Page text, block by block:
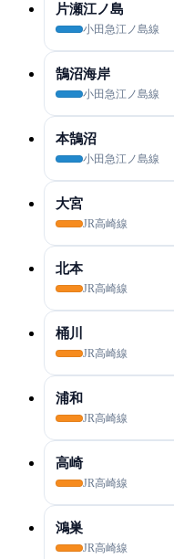
片瀬江ノ島
小田急江ノ島線
鵠沼海岸
小田急江ノ島線
本鵠沼
小田急江ノ島線
大宮
JR高崎線
北本
JR高崎線
桶川
JR高崎線
浦和
JR高崎線
高崎
JR高崎線
鴻巣
JR高崎線